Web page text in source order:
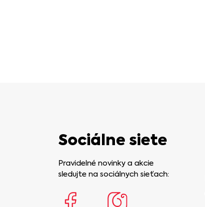
Sociálne siete
Pravidelné novinky a akcie
sledujte na sociálnych sieťach: